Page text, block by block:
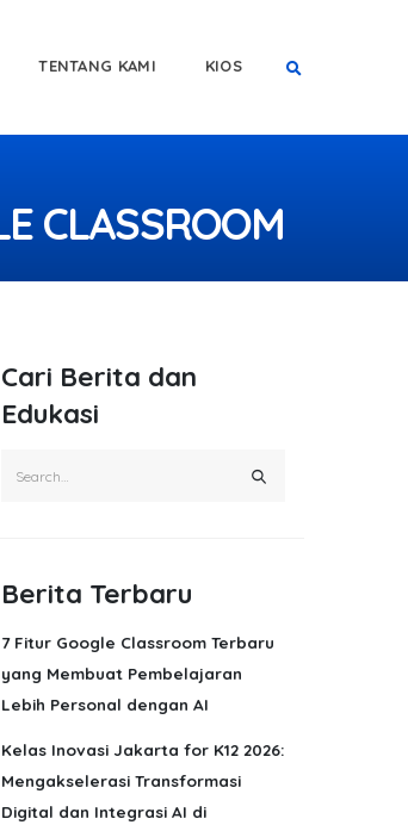
TENTANG KAMI KIOS
CLASSROOM
Cari Berita dan
Edukasi
Berita Terbaru
7 Fitur Google Classroom Terbaru
yang Membuat Pembelajaran
Lebih Personal dengan AI
Kelas Inovasi Jakarta for K12 2026:
Mengakselerasi Transformasi
Digital dan Integrasi AI di